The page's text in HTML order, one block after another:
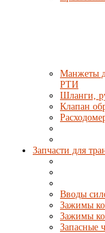
Манжеты
РТИ
Шланги,
Клапан
Запчасти для
Вводы
Зажимы
Зажимы
Запасные